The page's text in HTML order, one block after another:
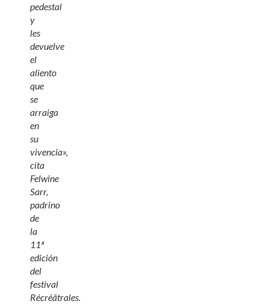
pedestal
y
les
devuelve
el
aliento
que
se
arraiga
en
su
vivencia»,
cita
Felwine
Sarr,
padrino
de
la
11ª
edición
del
festival
Récréâtrales.